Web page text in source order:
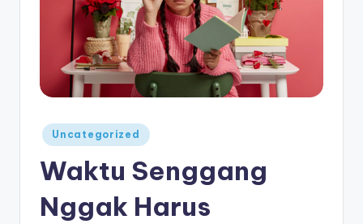
Posted
in
Uncategorized
Waktu Senggang
Nggak Harus